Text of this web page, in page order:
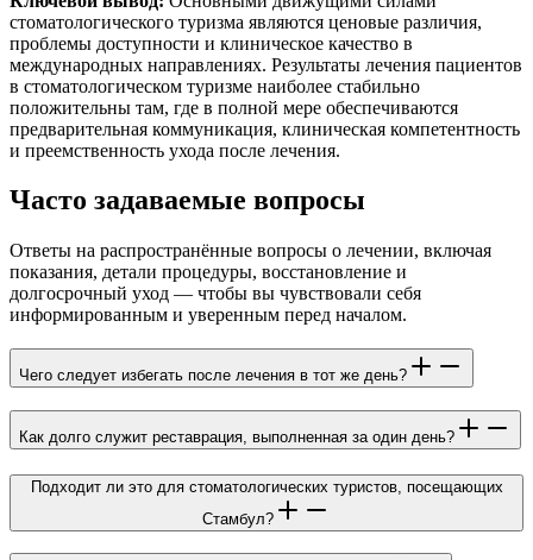
стоматологического туризма являются ценовые различия,
проблемы доступности и клиническое качество в
международных направлениях. Результаты лечения пациентов
в стоматологическом туризме наиболее стабильно
положительны там, где в полной мере обеспечиваются
предварительная коммуникация, клиническая компетентность
и преемственность ухода после лечения.
Часто задаваемые вопросы
Ответы на распространённые вопросы о лечении, включая
показания, детали процедуры, восстановление и
долгосрочный уход — чтобы вы чувствовали себя
информированным и уверенным перед началом.
Чего следует избегать после лечения в тот же день?
Как долго служит реставрация, выполненная за один день?
Подходит ли это для стоматологических туристов, посещающих
Стамбул?